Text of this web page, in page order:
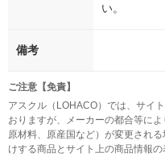
い。
備考
ご注意【免責】
アスクル（LOHACO）では、サイ
おりますが、メーカーの都合等に
原材料、原産国など）が変更され
けする商品とサイト上の商品情報